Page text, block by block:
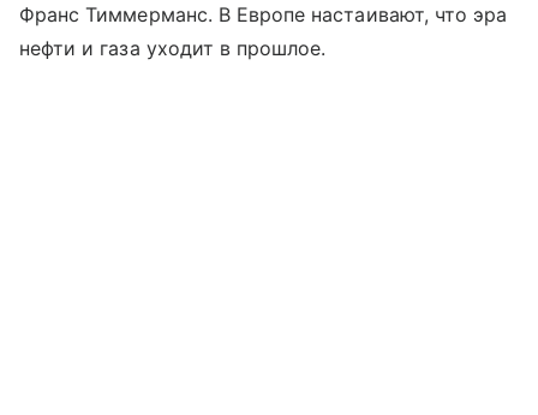
Франс Тиммерманс. В Европе настаивают, что эра
нефти и газа уходит в прошлое.